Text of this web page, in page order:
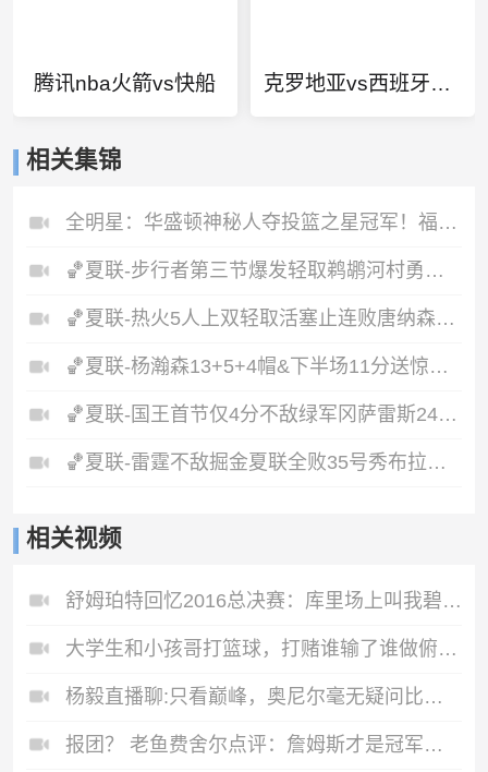
腾讯nba火箭vs快船 克罗地亚vs西班牙比分预测最新
相关集锦
全明星：华盛顿神秘人夺投篮之星冠军！福德夺得三分大赛冠军！
🏀夏联-步行者第三节爆发轻取鹈鹕河村勇辉5+5+12斯劳森22分
🏀夏联-热火5人上双轻取活塞止连败唐纳森20+8+10奥科里27分
🏀夏联-杨瀚森13+5+4帽&下半场11分送惊艳妙传开拓者力克掘金
🏀夏联-国王首节仅4分不敌绿军冈萨雷斯24+10+5塞纳克10+12
🏀夏联-雷霆不敌掘金夏联全败35号秀布拉齐尔32+6马拉14+7+6
相关视频
舒姆珀特回忆2016总决赛：库里场上叫我碧池，克莱真的准备要揍我
大学生和小孩哥打篮球，打赌谁输了谁做俯卧撑，这一刻他是主角
杨毅直播聊:只看巅峰，奥尼尔毫无疑问比詹姆斯更强！🤔
报团？ 老鱼费舍尔点评：詹姆斯才是冠军缔造者!